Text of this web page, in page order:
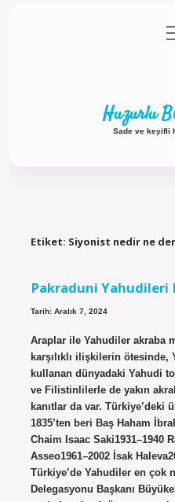
Gizlilik
Huzurlu
Sade ve keyifli
Etiket: Siyonist nedir ne
Pakraduni Yahudileri
Tarih: Aralık 7, 2024
Araplar ile Yahudiler akraba
karşılıklı ilişkilerin
kullanan dünyadaki Yahudi
ve Filistinlilerle de yakın
kanıtlar da var. Türkiye’deki
1835’ten beri Baş Haham
Chaim Isaac Saki1931–1940
Asseo1961–2002 İsak
Türkiye’de Yahudiler en çok
Delegasyonu Başkanı